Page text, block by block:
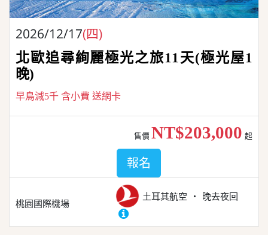
2026/12/17(四)
北歐追尋絢麗極光之旅11天(極光屋1
晚)
早鳥減5千 含小費 送網卡
桃園國際機場
土耳其航空 晚去夜回
售價 NT$203,000 起
報名